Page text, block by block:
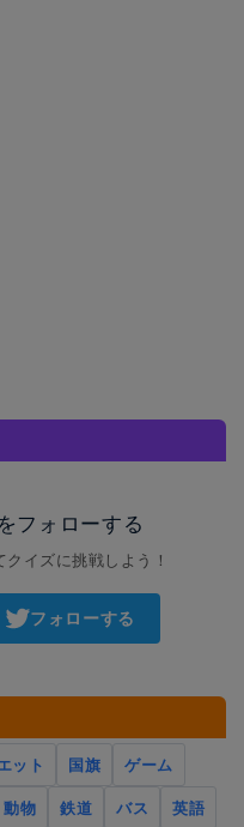
フォローする
イズに挑戦しよう！
フォローする
ット 国旗
ゲーム
動物 鉄道 バス
英語